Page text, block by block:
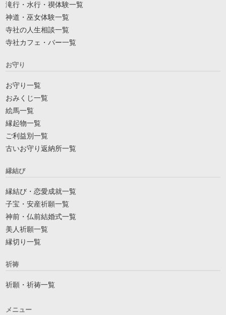
滝行・水行・禊体験一覧
神道・巫女体験一覧
寺社の人生相談一覧
寺社カフェ・バー一覧
お守り
お守り一覧
おみくじ一覧
絵馬一覧
縁起物一覧
ご利益別一覧
古いお守り返納所一覧
縁結び
縁結び・恋愛成就一覧
子宝・安産祈願一覧
神前・仏前結婚式一覧
美人祈願一覧
縁切り一覧
祈祷
祈願・祈祷一覧
メニュー